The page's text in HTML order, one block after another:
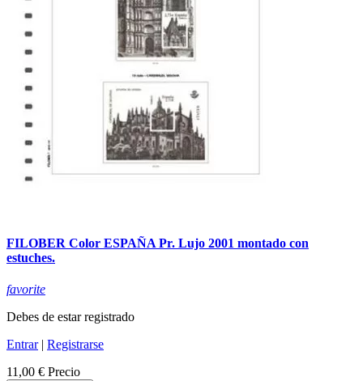
FILOBER Color ESPAÑA Pr. Lujo 2001 montado con
estuches.
favorite
Debes de estar registrado
Entrar| Registrarse
11,00 € Precio